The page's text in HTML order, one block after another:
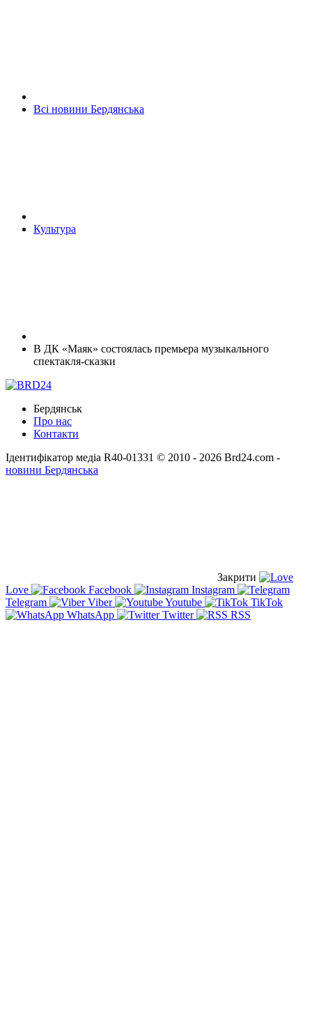
Всі новини Бердянська
Культура
В ДК «Маяк» состоялась премьера музыкального
спектакля-сказки
Бердянськ
Про нас
Контакти
Ідентифікатор медіа R40-01331 © 2010 - 2026 Brd24.com -
новини Бердянська
Закрити
Love
Facebook
Instagram
Telegram
Viber Youtube
TikTok
WhatsApp
Twitter RSS